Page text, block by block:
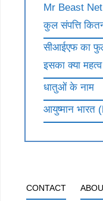
Mr Beast Net
कुल संपत्ति
सीआईएफ का फुल
इसका क्या
धातुओं के नाम
आयुष्मान भारत
CONTACT